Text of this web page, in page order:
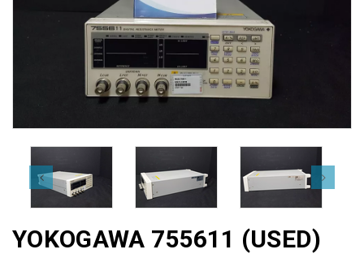
YOKOGAWA 755611 (USED)